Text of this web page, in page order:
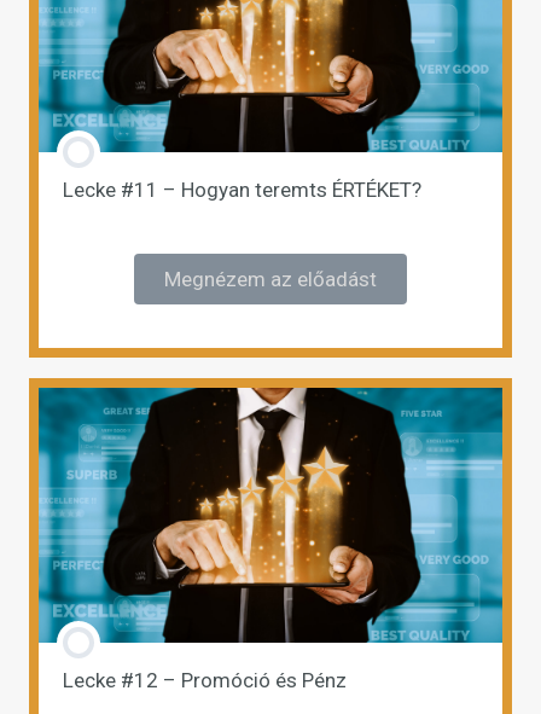
Lecke #11 – Hogyan teremts ÉRTÉKET?
Megnézem az előadást
Lecke #12 – Promóció és Pénz